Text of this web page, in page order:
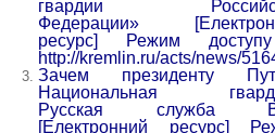
гвардии
Федерации»
ресурс] Режим
http://kremlin.ru/acts/news/
Зачем президенту
Национальная
Русская служба
[Електронний ресурс]